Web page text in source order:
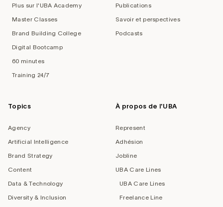
Plus sur l'UBA Academy
Master Classes
Brand Building College
Digital Bootcamp
60 minutes
Training 24/7
Publications
Savoir et perspectives
Podcasts
Topics
Agency
Artificial Intelligence
Brand Strategy
Content
Data & Technology
Diversity & Inclusion
À propos de l'UBA
Represent
Adhésion
Jobline
UBA Care Lines
UBA Care Lines
Freelance Line